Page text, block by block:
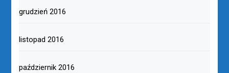
grudzień 2016
listopad 2016
październik 2016